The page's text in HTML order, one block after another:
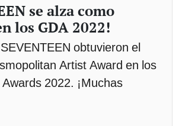
se alza como
los GDA 2022!
obtuvieron el
Artist Award en los
2022. ¡Muchas